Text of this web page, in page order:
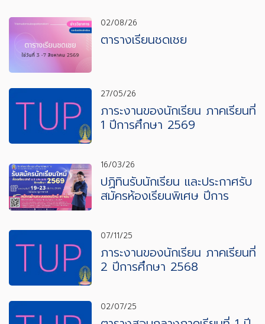
02/08/26
ตารางเรียนชดเชย
27/05/26
ภาระงานของนักเรียน ภาคเรียนที่
1 ปีการศึกษา 2569
16/03/26
ปฏิทินรับนักเรียน และประกาศรับ
สมัครห้องเรียนพิเศษ ปีการ
07/11/25
ภาระงานของนักเรียน ภาคเรียนที่
2 ปีการศึกษา 2568
02/07/25